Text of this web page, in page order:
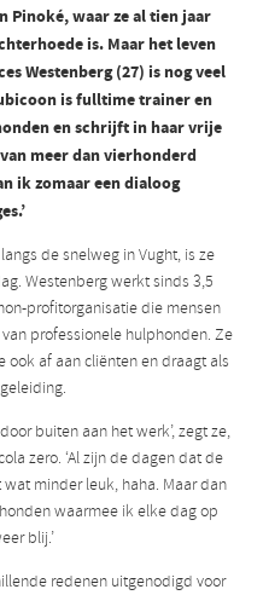
Pinoké, waar ze al tien jaar
is. Maar het leven
Westenberg (27) is nog veel
is fulltime trainer en
en schrijft in haar vrije
meer dan vierhonderd
ik zomaar een dialoog
de snelweg in Vught, is ze
Westenberg werkt sinds 3,5
profitorganisatie die mensen
professionele hulphonden. Ze
ook af aan cliënten en draagt als
buiten aan het werk’, zegt ze,
zero. ‘Al zijn de dagen dat de
minder leuk, haha. Maar dan
waarmee ik elke dag op
blij.’
redenen uitgenodigd voor